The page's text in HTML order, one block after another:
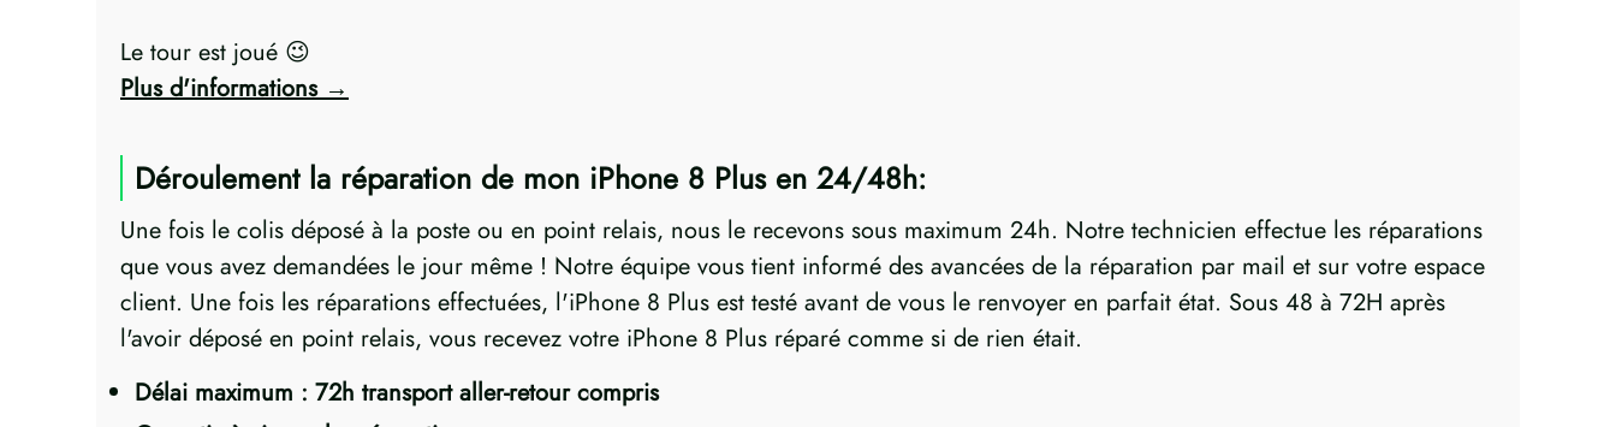
Le tour est joué 😉
Plus d'informations
Déroulement la réparation de mon iPhone 8 Plus en 24/48h:
Une fois le colis déposé à la poste ou en point relais, nous le recevons sous maximum 24h. Notre technicien effectue les réparations
que vous avez demandées le jour même ! Notre équipe vous tient informé des avancées de la réparation par mail et sur votre espace
client. Une fois les réparations effectuées, l'iPhone 8 Plus est testé avant de vous le renvoyer en parfait état. Sous 48 à 72H après
l'avoir déposé en point relais, vous recevez votre iPhone 8 Plus réparé comme si de rien était.
Délai maximum : 72h transport aller-retour compris